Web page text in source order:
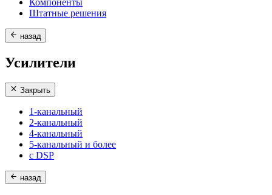
Компоненты
Штатные решения
назад
Усилители
Закрыть
1-канальный
2-канальный
4-канальный
5-канальный и более
с DSP
назад